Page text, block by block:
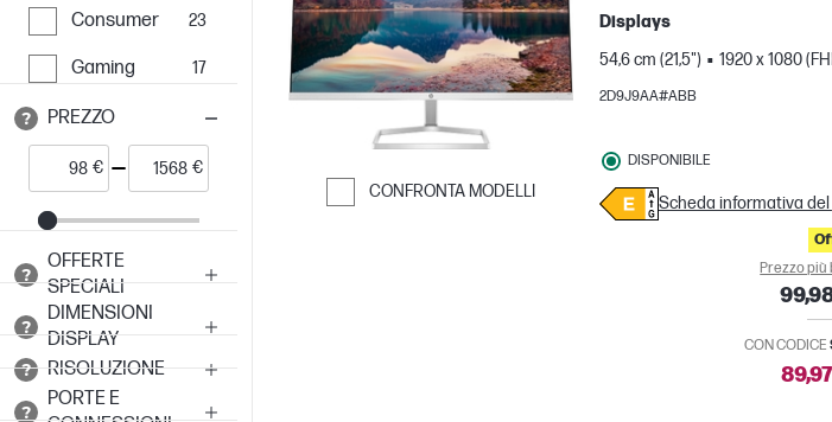
Consumer 23
Gaming 17
PREZZO
€ €
OFFERTE
SPECIALI
DIMENSIONI
DISPLAY
RISOLUZIONE
PORTE E
CONFRONTA MODELLI
Displays
54,6 cm (21,5")
1920 x 1080
2D9J9AA#ABB
DISPONIBILE
Scheda informativa
Prezzo più
CON CODICE